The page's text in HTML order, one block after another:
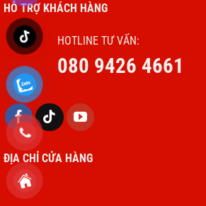
HỖ TRỢ KHÁCH HÀNG
HOTLINE TƯ VẤN:
080 9426 4661
ĐỊA CHỈ CỬA HÀNG